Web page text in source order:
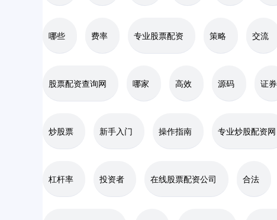
哪些 费率 专业股票配资 策略 交流
股票配资查询网 哪家 高效 源码 证券
炒股票 新手入门 操作指南 专业炒股配资网
杠杆率 投资者 在线股票配资公司 合法